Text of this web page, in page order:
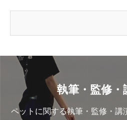
執筆・監修・
ペットに関する執筆・監修・講